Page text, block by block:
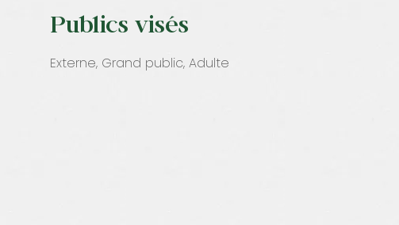
Publics visés
Externe, Grand public, Adulte